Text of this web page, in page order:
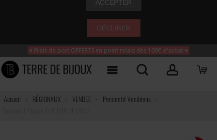
ACCEPTER
DÉCLINER
♥ Frais de port OFFERTS en point relais dès 100€ d'achat ♥
Accueil RÉGIONAUX VENDEE
Pendentif Vendéens